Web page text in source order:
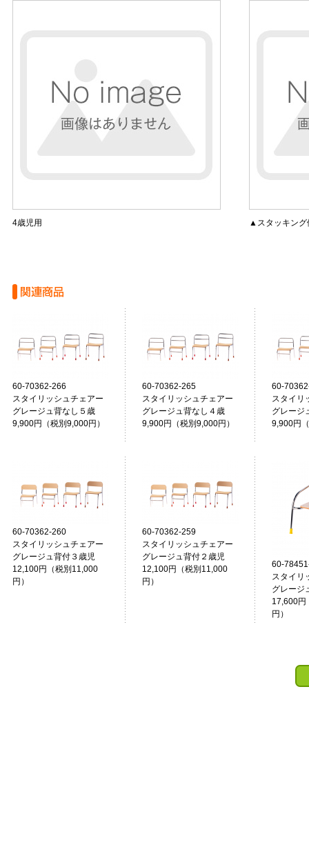
4歳児用 ▲スタッキング
60-70362-266
スタイリッシュチェアー
グレージュ背なし５歳
9,900円（税別9,000円）
60-70362-265
スタイリッシュチェアー
グレージュ背なし４歳
9,900円（税別9,000円）
60-
スタイリ
グレー
9,900円
60-70362-260
スタイリッシュチェアー
グレージュ背付３歳児
12,100円（税別11,000
円）
60-70362-259
スタイリッシュチェアー
グレージュ背付２歳児
12,100円（税別11,000
円）
60-
スタイリ
グレー
17,600円
円）